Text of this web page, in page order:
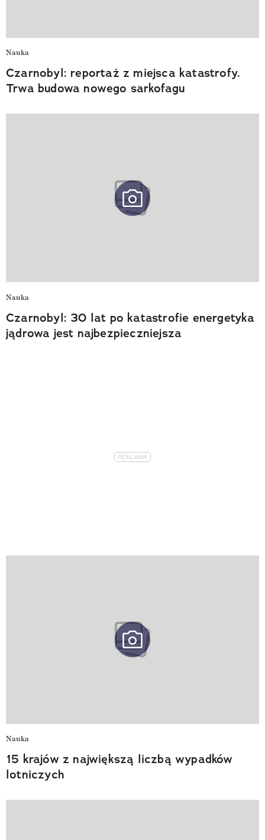
Nauka
Czarnobyl: reportaż z miejsca katastrofy.
Trwa budowa nowego sarkofagu
Nauka
Czarnobyl: 30 lat po katastrofie energetyka
jądrowa jest najbezpieczniejsza
Nauka
15 krajów z największą liczbą wypadków
lotniczych